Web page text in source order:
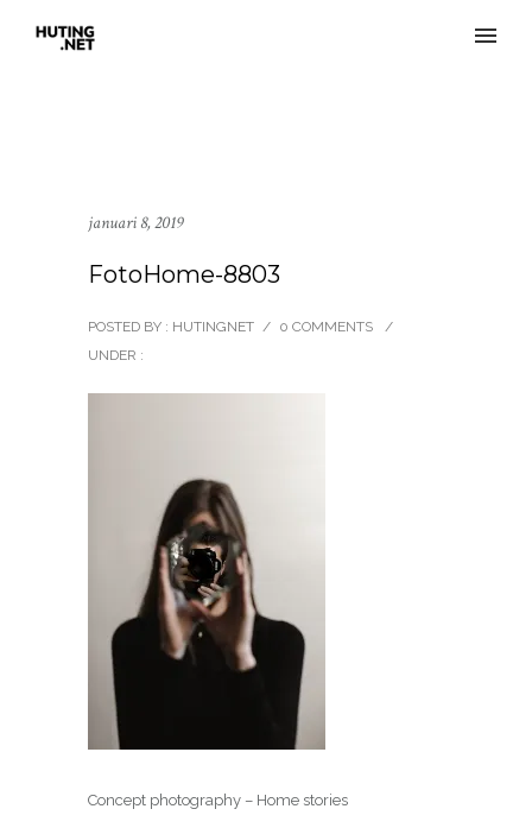
januari 8, 2019
FotoHome-8803
POSTED BY : HUTINGNET / 0 COMMENTS
/
UNDER :
Concept photography – Home stories